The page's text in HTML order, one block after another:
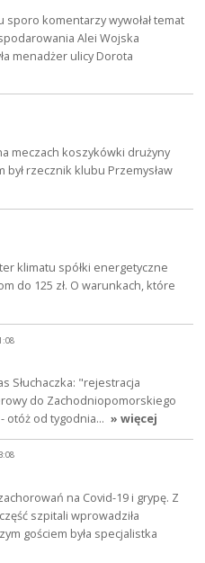
sporo komentarzy wywołał temat
Alei Wojska
menadżer ulicy Dorota
meczach koszykówki drużyny
był rzecznik klubu Przemysław
klimatu spółki energetyczne
do 125 zł. O warunkach, które
Słuchaczka: "rejestracja
do Zachodniopomorskiego
otóż od tygodnia… » więcej
na Covid-19 i grypę. Z
szpitali wprowadziła
gościem była specjalistka